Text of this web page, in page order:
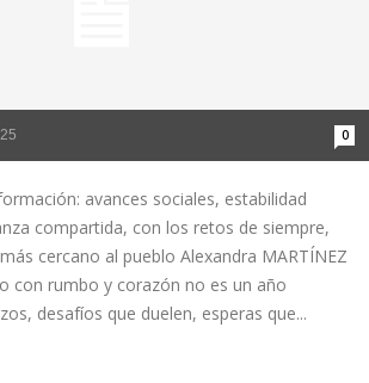
0
avances sociales, estabilidad
compartida, con los retos de siempre,
cercano al pueblo Alexandra MARTÍNEZ
con rumbo y corazón no es un año
desafíos que duelen, esperas que...